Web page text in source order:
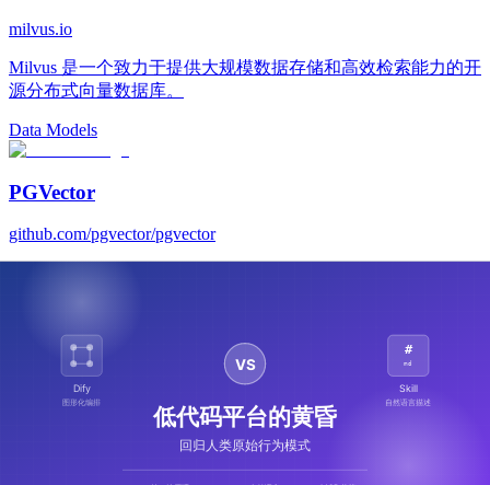
milvus.io
Milvus 是一个致力于提供大规模数据存储和高效检索能力的开
源分布式向量数据库。
Data Models
PGVector
github.com/pgvector/pgvector
Data Models
相关洞察
我把 Obsidian 接入 OpenClaw 后，它开始帮我做决